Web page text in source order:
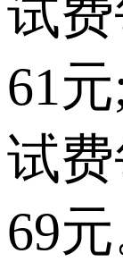
试
61
试
69元